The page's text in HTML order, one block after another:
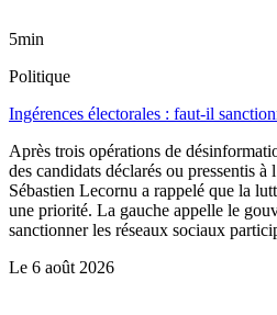
5min
Politique
Ingérences électorales : faut-il
Après trois opérations de
des candidats déclarés ou pressentis à
Sébastien Lecornu a rappelé que la
une priorité. La gauche appelle le
sanctionner les réseaux sociaux
Le 6 août 2026